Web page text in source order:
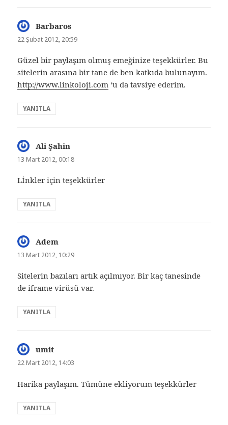
Barbaros
ki:
22 Şubat 2012, 20:59
Güzel bir paylaşım olmuş emeğinize teşekkürler. Bu
sitelerin arasına bir tane de ben katkıda bulunayım.
http://www.linkoloji.com ‘u da tavsiye ederim.
YANITLA
Ali Şahin
ki:
13 Mart 2012, 00:18
Lİnkler için teşekkürler
YANITLA
Adem
ki:
13 Mart 2012, 10:29
Sitelerin bazıları artık açılmıyor. Bir kaç tanesinde
de iframe virüsü var.
YANITLA
umit
ki:
22 Mart 2012, 14:03
Harika paylaşım. Tümüne ekliyorum teşekkürler
YANITLA